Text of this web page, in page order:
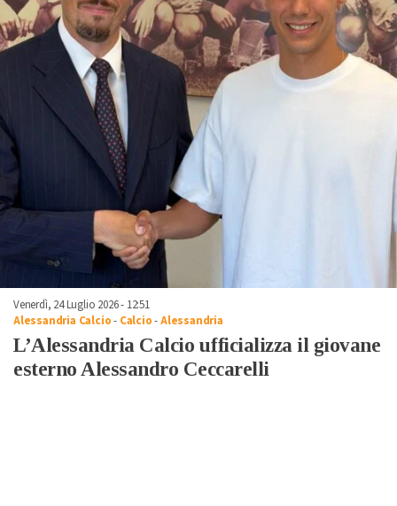
Venerdì, 24 Luglio 2026 - 12:51
Alessandria Calcio- Calcio-Alessandria
L’Alessandria Calcio ufficializza il giovane
esterno Alessandro Ceccarelli